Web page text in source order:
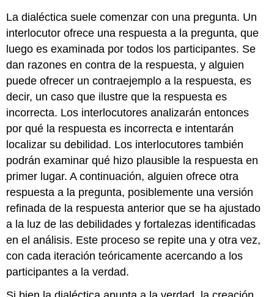
La dialéctica suele comenzar con una pregunta. Un
interlocutor ofrece una respuesta a la pregunta, que
luego es examinada por todos los participantes. Se
dan razones en contra de la respuesta, y alguien
puede ofrecer un contraejemplo a la respuesta, es
decir, un caso que ilustre que la respuesta es
incorrecta. Los interlocutores analizarán entonces
por qué la respuesta es incorrecta e intentarán
localizar su debilidad. Los interlocutores también
podrán examinar qué hizo plausible la respuesta en
primer lugar. A continuación, alguien ofrece otra
respuesta a la pregunta, posiblemente una versión
refinada de la respuesta anterior que se ha ajustado
a la luz de las debilidades y fortalezas identificadas
en el análisis. Este proceso se repite una y otra vez,
con cada iteración teóricamente acercando a los
participantes a la verdad.